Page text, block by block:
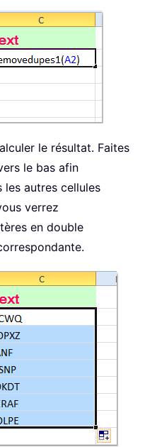
le résultat. Faites
le bas afin
les autres cellules
verrez
en double